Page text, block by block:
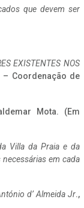
que devem ser
EXISTENTES NOS
– Coordenação de
Mota. (Em
Villa da Praia e da
em cada
d’ Almeida Jr.,